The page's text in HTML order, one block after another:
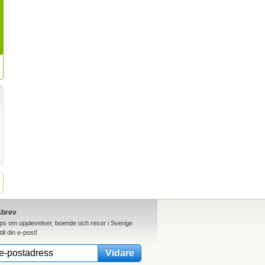
om upplevelser, boende och resor i Sverige
din e-post!